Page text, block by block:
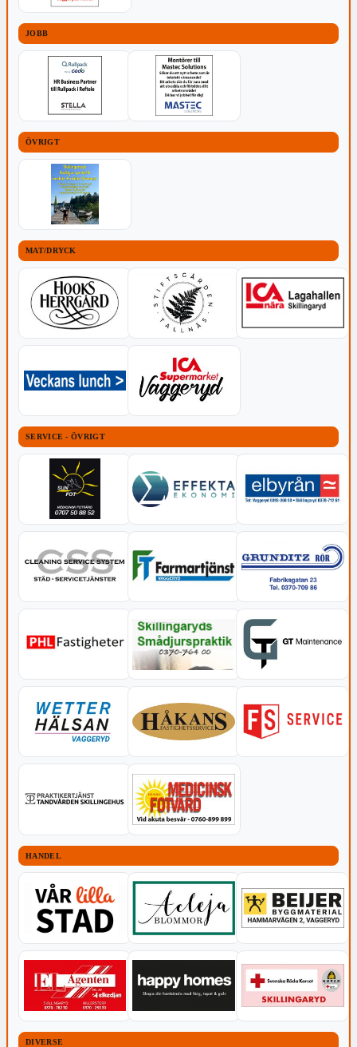
JOBB
ÖVRIGT
MAT/DRYCK
SERVICE - ÖVRIGT
HANDEL
DIVERSE